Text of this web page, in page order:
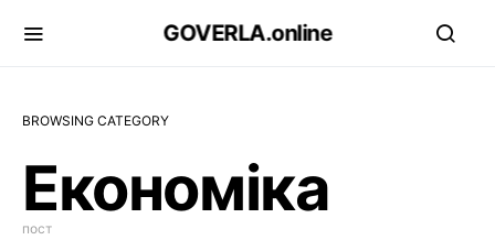
GOVERLA.online
BROWSING CATEGORY
Економіка
пост